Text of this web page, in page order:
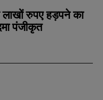
लाखों रुपए हड़पने का
पंजीकृत